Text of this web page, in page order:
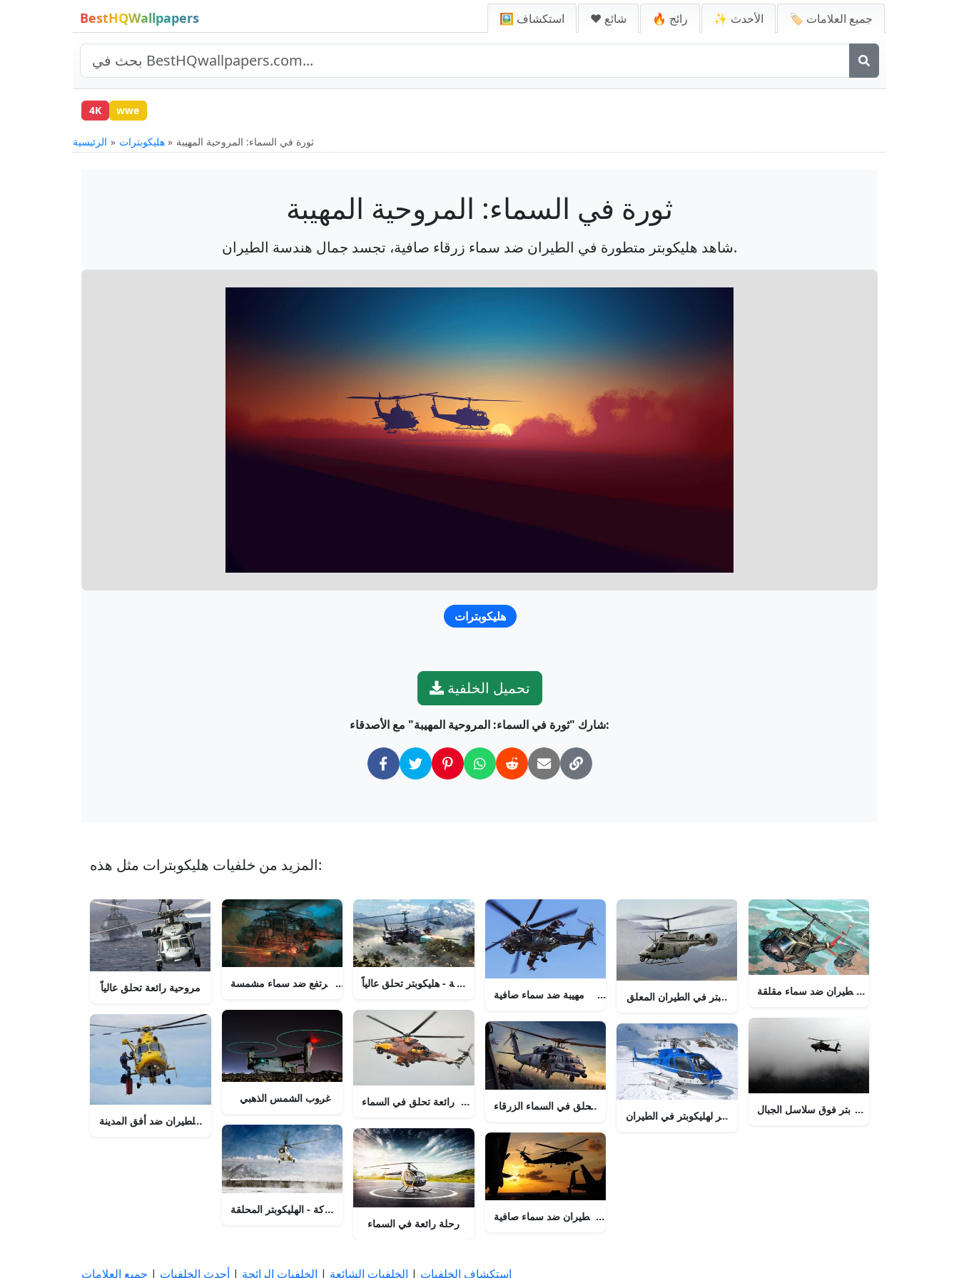
BestHQWallpapers 🖼️ استكشاف ❤️ شائع 🔥 رائج ✨ الأحدث 🏷️ جميع العلامات
4K wwe
الرئيسية هليكوبترات ثورة في السماء: المروحية المهيبة
ثورة في السماء: المروحية المهيبة
شاهد هليكوبتر متطورة في الطيران ضد سماء زرقاء صافية، تجسد جمال هندسة الطيران.
هليكوبترات
تحميل الخلفية
شارك "ثورة في السماء: المروحية المهيبة" مع الأصدقاء:
المزيد من خلفيات هليكوبترات مثل هذه:
مروحية رائعة تحلق عالياً
مروحية رائعة في الطيران ضد أفق المدينة
مروحية ترتفع ضد سماء مشمسة
هليكوبتر رائعة تحلق في غروب الشمس الذهبي
عظمة في الحركة - الهليكوبتر المحلقة
رحلة رائعة - هليكوبتر تحلق عالياً
هليكوبتر رائعة تحلق في السماء
رحلة رائعة في السماء
هليكوبتر مهيبة ضد سماء صافية
هليكوبتر مهيبة تحلق في السماء الزرقاء
هليكوبتر مهيبة في الطيران ضد سماء صافية
منظر مهيب لهليكوبتر في الطيران المعلق
منظر مهيب من عين الطائر لهليكوبتر في الطيران
حديث في منتصف الطيران ضد سماء مقلقة
رحلة مهيبة - هليكوبتر فوق سلاسل الجبال
استكشاف الخلفيات | الخلفيات الشائعة | الخلفيات الرائجة | أحدث الخلفيات | جميع العلامات